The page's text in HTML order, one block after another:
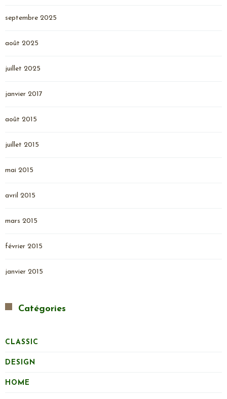
septembre 2025
août 2025
juillet 2025
janvier 2017
août 2015
juillet 2015
mai 2015
avril 2015
mars 2015
février 2015
janvier 2015
Catégories
CLASSIC
DESIGN
HOME